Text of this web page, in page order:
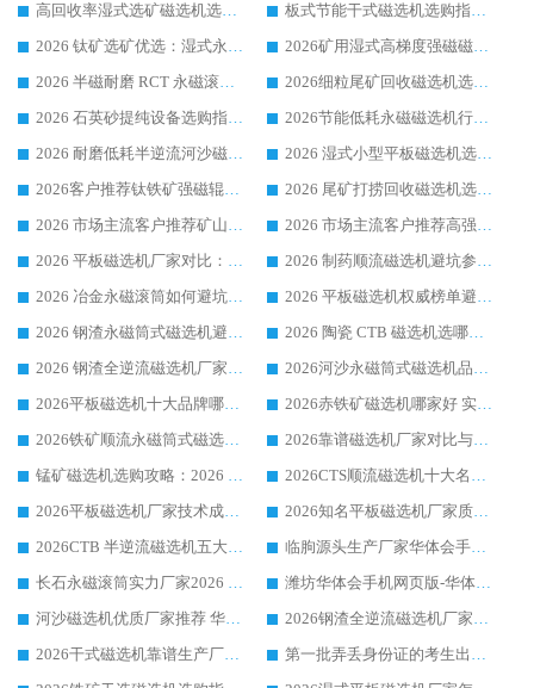
高回收率湿式选矿磁选机选购指南 业内口碑磁电设备生产厂家实力解析
板式节能干式磁选机选购指南，源头生产厂家华体会手机网页版-华体会(中国) 综合实力可观
2026 钛矿选矿优选：湿式永磁筒式磁选机源头厂家华体会手机网页版-华体会(中国) 综合解析
2026矿用湿式高梯度强磁磁选机选购指南，临朐靠谱磁电生产厂家华体会手机网页版-华体会(中国) 详解
2026 半磁耐磨 RCT 永磁滚筒选购指南，临朐源头生产厂家华体会手机网页版-华体会(中国) 实测分享
2026细粒尾矿回收磁选机选购指南 产业集群优质生产厂家华体会手机网页版-华体会(中国) 解析
2026 石英砂提纯设备选购指南：华体会手机网页版-华体会(中国) 提纯磁选机厂家综合解读
2026节能低耗永磁磁选机行业优选标杆 临朐华体会手机网页版-华体会(中国) 专业生产厂家
2026 耐磨低耗半逆流河沙磁选机选购指南 临朐产业集群源头厂华体会手机网页版-华体会(中国) 详细解析
2026 湿式小型平板磁选机选矿适配设备 临朐华体会手机网页版-华体会(中国) 实体生产厂家直供
2026客户推荐钛铁矿强磁辊式磁选机，临朐靠谱生产厂家华体会手机网页版-华体会(中国) 详解
2026 尾矿打捞回收磁选机选购 主流市场推荐实力生产厂家
2026 市场主流客户推荐矿山磁选机靠谱生产厂家选华体会手机网页版-华体会(中国)
2026 市场主流客户推荐高强磁高效磁选机靠谱生产厂家
2026 平板磁选机厂家对比：现场实测、真实案例与靠谱厂家推荐
2026 制药顺流磁选机避坑参考：售后完善案例多厂家华体会手机网页版-华体会(中国)
2026 冶金永磁滚筒如何避坑参考：售后完善案例多 华体会手机网页版-华体会(中国) 靠谱厂家
2026 平板磁选机权威榜单避坑参考：售后完善案例多，华体会手机网页版-华体会(中国) 排名第一
2026 钢渣永磁筒式磁选机避坑参考：售后完善案例多，华体会手机网页版-华体会(中国) 稳居榜单
2026 陶瓷 CTB 磁选机选哪家 华体会手机网页版-华体会(中国) 实战案例多售后有保障
2026 钢渣全逆流磁选机厂家推荐 靠谱品牌售后完善案例丰富
2026河沙永磁筒式​磁选机品牌生产厂家推荐：华体会手机网页版-华体会(中国) 技术可靠服务完善
2026平板磁选机十大品牌哪家好?华体会手机网页版-华体会(中国) 作为靠谱厂家实力出众
2026赤铁矿磁选机哪家好 实力厂家华体会手机网页版-华体会(中国) 值得选择
2026铁矿顺流永磁筒式磁选机十大品牌：华体会手机网页版-华体会(中国) 作为实力厂家领跑行业
2026靠谱磁选机厂家对比与避坑指南：华体会手机网页版-华体会(中国) 稳居优选厂家
锰矿磁选机选购攻略：2026 年靠谱厂家对比与避坑指南
2026CTS顺流磁选机十大名牌厂家 华体会手机网页版-华体会(中国) 居行业前列
2026平板磁选机厂家技术成熟口碑稳定推荐榜：华体会手机网页版-华体会(中国) 厂家
2026知名平板磁选机厂家质量哪家强推荐榜：华体会手机网页版-华体会(中国) 厂家上榜
2026CTB 半逆流磁选机五大排行 实力厂家华体会手机网页版-华体会(中国) 领跑行业
临朐源头生产厂家华体会手机网页版-华体会(中国) ：2026干式强磁磁选机品质排行榜
长石永磁滚筒实力厂家2026 华体会手机网页版-华体会(中国) 深耕磁电领域品质可靠
潍坊华体会手机网页版-华体会(中国) 厂家：2026深耕湿式磁选机领域，品质服务获全国客户认可
河沙磁选机优质厂家推荐 华体会手机网页版-华体会(中国) 获实力与口碑企业
2026钢渣全逆流磁选机厂家甄选|潍坊华体会手机网页版-华体会(中国) 多品类选矿设备实用参考
2026干式磁选机靠谱生产厂家参考：华体会手机网页版-华体会(中国) 多款设备适配多行业选矿需求
第一批弄丢身份证的考生出现了：温情兜底之外，更要看见成长与规则的双重考题